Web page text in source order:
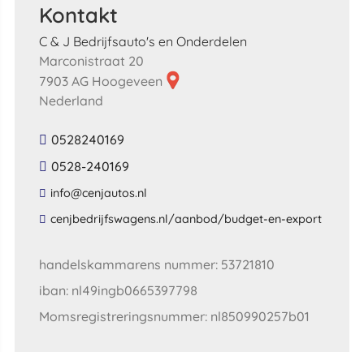
Kontakt
C & J Bedrijfsauto's en Onderdelen
Marconistraat 20
7903 AG Hoogeveen
Nederland
0528240169
0528-240169
​info​@​cenjautos​.​nl​
​cenjbedrijfswagens​.​nl​/​aanbod​/​budget​-​en​-​export​
handelskammarens nummer: 53721810
iban: nl49ingb0665397798
Momsregistreringsnummer: nl850990257b01